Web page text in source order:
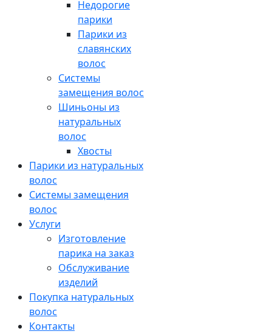
Недорогие
парики
Парики из
славянских
волос
Системы
замещения волос
Шиньоны из
натуральных
волос
Хвосты
Парики из натуральных
волос
Системы замещения
волос
Услуги
Изготовление
парика на заказ
Обслуживание
изделий
Покупка натуральных
волос
Контакты